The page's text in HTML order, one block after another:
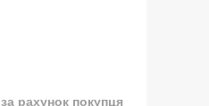
за рахунок покупця